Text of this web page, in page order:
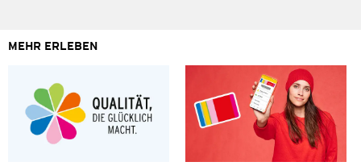
MEHR ERLEBEN